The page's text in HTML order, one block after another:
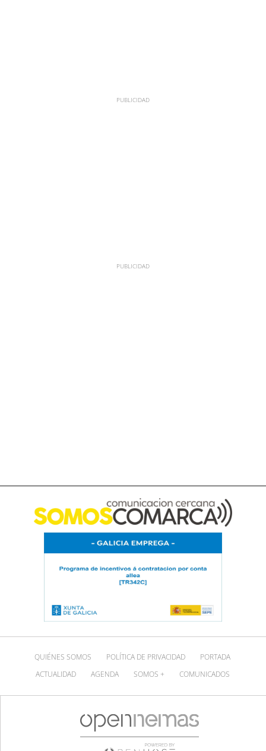
QUIÉNES SOMOS POLÍTICA DE PRIVACIDAD
PORTADA
ACTUALIDAD
AGENDA SOMOS + COMUNICADOS